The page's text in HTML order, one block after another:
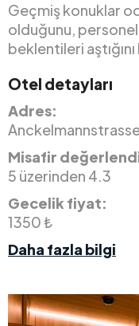
Geçmiş konuklar
olduğunu,
beklentileri
Otel detayları
Adres:
Misafir
5 üzerinden 4.3
Gecelik fiyat:
1350 ₺
Daha fazla bilgi